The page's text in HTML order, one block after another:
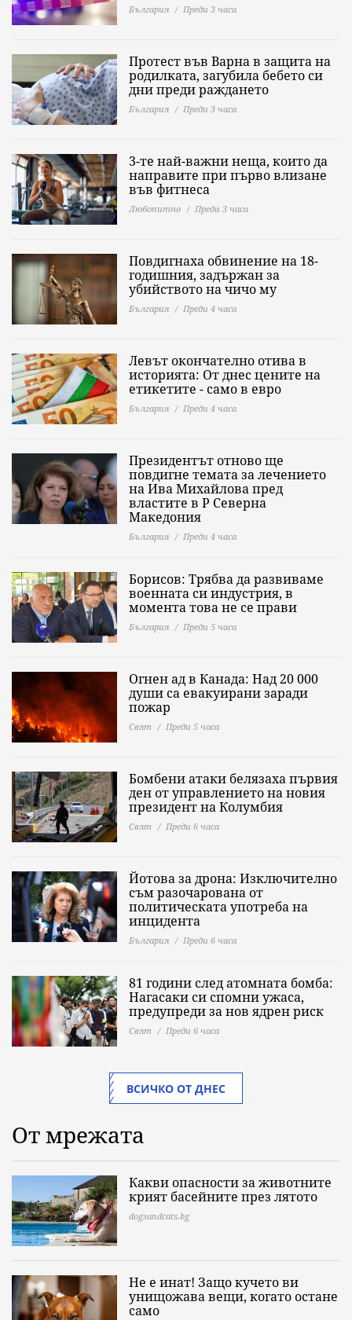
България Преди 3 часа
Протест във Варна в защита на
родилката, загубила бебето си
дни преди раждането
България Преди 3 часа
3-те най-важни неща, които да
направите при първо влизане
във фитнеса
Любопитно Преди 3 часа
Повдигнаха обвинение на 18-
годишния, задържан за
убийството на чичо му
България Преди 4 часа
Левът окончателно отива в
историята: Oт днес цените на
етикетите - само в евро
България Преди 4 часа
Президентът отново ще
повдигне темата за лечението
на Ива Михайлова пред
властите в Р Северна
Македония
България Преди 4 часа
Борисов: Трябва да развиваме
военната си индустрия, в
момента това не се прави
България Преди 5 часа
Огнен ад в Канада: Над 20 000
души са евакуирани заради
пожар
Свят Преди 5 часа
Бомбени атаки белязаха първия
ден от управлението на новия
президент на Колумбия
Свят Преди 6 часа
Йотова за дрона: Изключително
съм разочарована от
политическата употреба на
инцидента
България Преди 6 часа
81 години след атомната бомба:
Нагасаки си спомни ужаса,
предупреди за нов ядрен риск
Свят Преди 6 часа
ВСИЧКО ОТ ДНЕС
От мрежата
Какви опасности за животните
крият басейните през лятото
dogsandcats.bg
Не е инат! Защо кучето ви
унищожава вещи, когато остане
само